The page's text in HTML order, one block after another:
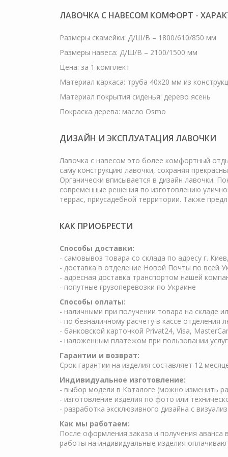
ЛАВОЧКА С НАВЕСОМ КОМФОРТ -
Размеры скамейки: Д/Ш/В – 1800/610/850 мм
Размеры навеса: Д/Ш/В – 2100/1500 мм
Цена: за 1 комплект
Материал каркаса: труба 40х20 мм из
Материал покрытия сиденья: дерево ясень
Покраска дерева: масло Osmo
ДИЗАЙН И ЭКСПЛУАТАЦИЯ ЛАВОЧКИ
Лавочка с навесом это более комфортный
саму конструкцию лавочки, сохраняя
Органически вписывается в дизайн лавочки.
современные решения по изготовлению
террас, приусадебной территории. Также
КАК ПРИОБРЕСТИ
Cпособы доставки:
- самовывоз товара со склада по адресу г.
- доставка в отделение Новой Почты по всей
- адресная доставка транспортом нашей
- попутные грузоперевозки по Украине
Способы оплаты:
- наличными при получении товара на складе
- по безналичному расчету в кассе
- банковской карточкой Privat24, Visa,
- наложенным платежом при пользовании
Гарантии и возврат:
Срок гарантии на изделия составляет 12
Индивидуальное изготовление:
- выбор модели в Каталоге (можно изменить
- изготовление изделия по фото или
- разработка эксклюзивного дизайна с
Как мы работаем:
После оформления заказа и получения
работы на индивидуальные изделия